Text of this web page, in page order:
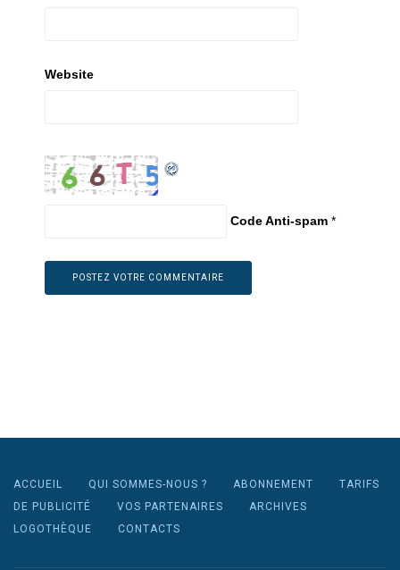
Website
Code Anti-spam *
ACCUEIL QUI SOMMES-NOUS ? ABONNEMENT
TARIFS
DE PUBLICITÉ
VOS PARTENAIRES
ARCHIVES
LOGOTHÈQUE
CONTACTS